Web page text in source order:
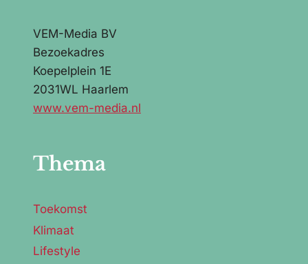
VEM-Media BV
Bezoekadres
Koepelplein 1E
2031WL Haarlem
www.vem-media.nl
Thema
Toekomst
Klimaat
Lifestyle